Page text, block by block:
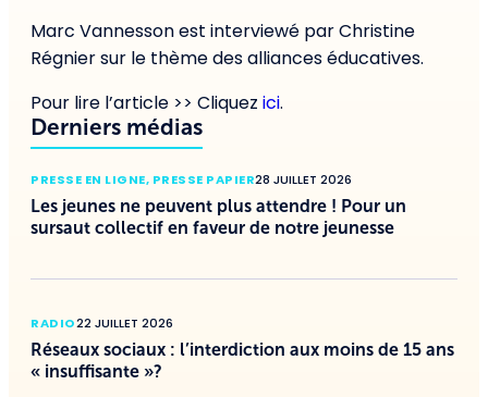
Marc Vannesson est interviewé par Christine
Régnier sur le thème des alliances éducatives.
Pour lire l’article >> Cliquez ici.
Derniers médias
PRESSE EN LIGNE, PRESSE PAPIER28 JUILLET 2026
Les jeunes ne peuvent plus attendre ! Pour un
sursaut collectif en faveur de notre jeunesse
RADIO22 JUILLET 2026
Réseaux sociaux : l’interdiction aux moins de 15 ans
« insuffisante »?